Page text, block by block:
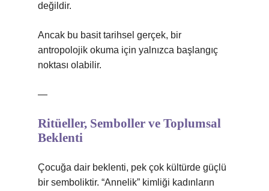
değildir.
Ancak bu basit tarihsel gerçek, bir
antropolojik okuma için yalnızca başlangıç
noktası olabilir.
—
Ritüeller, Semboller ve Toplumsal
Beklenti
Çocuğa dair beklenti, pek çok kültürde güçlü
bir semboliktir. “Annelik” kimliği kadınların